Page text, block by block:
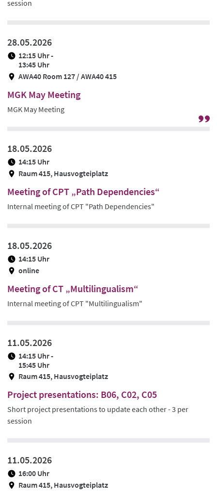
session
28.05.2026
12:15 Uhr -
13:45 Uhr
AWA40 Room 127 / AWA40 415
MGK May Meeting
MGK May Meeting
18.05.2026
14:15 Uhr
Raum 415, Hausvogteiplatz
Meeting of CPT „Path Dependencies“
Internal meeting of CPT "Path Dependencies"
18.05.2026
14:15 Uhr
online
Meeting of CT „Multilingualism“
Internal meeting of CPT "Multilingualism"
11.05.2026
14:15 Uhr -
15:45 Uhr
Raum 415, Hausvogteiplatz
Project presentations: B06, C02, C05
Short project presentations to update each other - 3 per
session
11.05.2026
16:00 Uhr
Raum 415, Hausvogteiplatz